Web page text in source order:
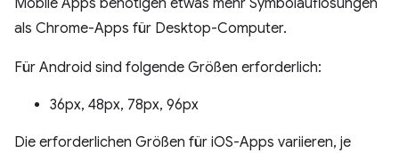
Mobile Apps benötigen etwas mehr Symbolauflösungen
als Chrome-Apps für Desktop-Computer.
Für Android sind folgende Größen erforderlich:
36px, 48px, 78px, 96px
Die erforderlichen Größen für iOS-Apps variieren, je